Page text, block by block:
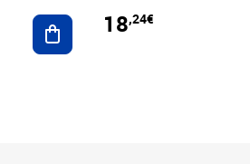
Ajouter au panier
18,24€